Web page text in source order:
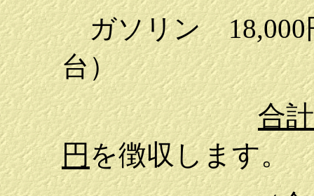
ガソリン18,000
台）
合
円を徴収します。